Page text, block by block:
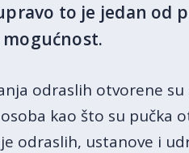
to je jedan od
mogućnost.
odraslih otvorene
kao što su pučka
odraslih, ustanove i